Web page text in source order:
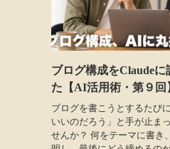
ブログ構成をClaudeに
た【AI活用術・第９回
ブログを書こうとするたび
いいのだろう」と手が止ま
せんか？ 何をテーマに書き